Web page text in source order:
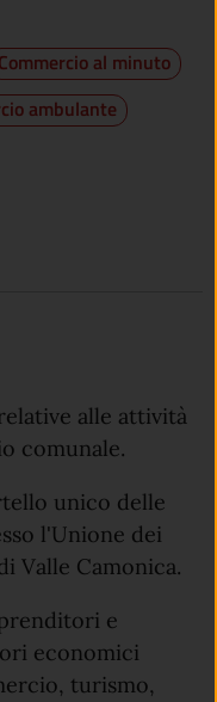
Commercio al minuto
ambulante
alle attività
comunale.
unico delle
l'Unione dei
Valle Camonica.
e
economici
turismo,